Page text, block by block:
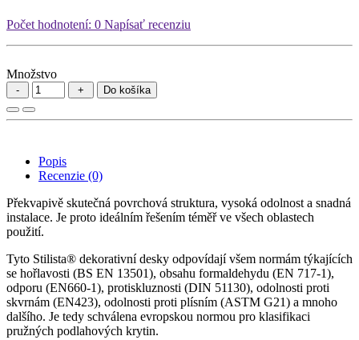
Počet hodnotení: 0 Napísať recenziu
Množstvo
Do košíka
Popis
Recenzie (0)
Překvapivě skutečná povrchová struktura, vysoká odolnost a snadná
instalace. Je proto ideálním řešením téměř ve všech oblastech
použití.
Tyto Stilista® dekorativní desky odpovídají všem normám týkajících
se hořlavosti (BS EN 13501), obsahu formaldehydu (EN 717-1),
odporu (EN660-1), protiskluznosti (DIN 51130), odolnosti proti
skvrnám (EN423), odolnosti proti plísním (ASTM G21) a mnoho
dalšího. Je tedy schválena evropskou normou pro klasifikaci
pružných podlahových krytin.